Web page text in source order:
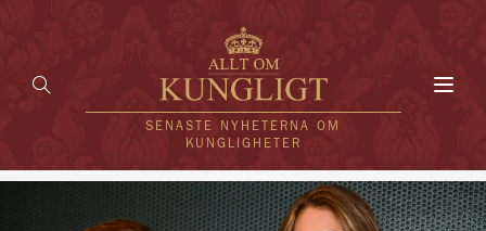
SENASTE NYHETERNA OM
KUNGLIGHETER
HEM